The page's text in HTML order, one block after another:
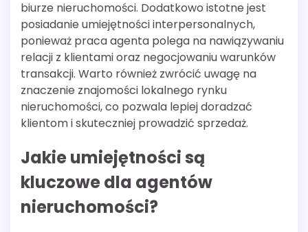
biurze nieruchomości. Dodatkowo istotne jest
posiadanie umiejętności interpersonalnych,
ponieważ praca agenta polega na nawiązywaniu
relacji z klientami oraz negocjowaniu warunków
transakcji. Warto również zwrócić uwagę na
znaczenie znajomości lokalnego rynku
nieruchomości, co pozwala lepiej doradzać
klientom i skuteczniej prowadzić sprzedaż.
Jakie umiejętności są
kluczowe dla agentów
nieruchomości?